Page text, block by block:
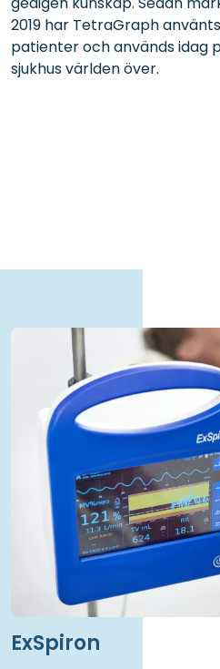
2019 har TetraGraph
patienter och används idag
sjukhus världen över.
ExSpiron